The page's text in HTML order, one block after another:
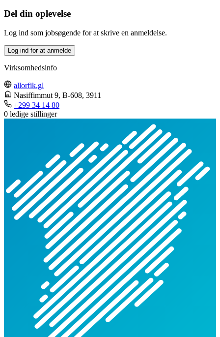
Del din oplevelse
Log ind som jobsøgende for at skrive en anmeldelse.
Log ind for at anmelde
Virksomhedsinfo
allorfik.gl
Nasiffimmut 9, B-608, 3911
+299 34 14 80
0 ledige stillinger